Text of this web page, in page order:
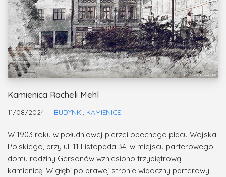
Kamienica Racheli Mehl
11/08/2024 BUDYNKI KAMIENICE
W 1903 roku w południowej pierzei obecnego placu Wojska
Polskiego, przy ul. 11 Listopada 34, w miejscu parterowego
domu rodziny Gersonów wzniesiono trzypiętrową
kamienicę. W głębi po prawej stronie widoczny parterowy